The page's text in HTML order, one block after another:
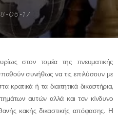
06-17
στον τομέα της πνευματικής
συνήθως να τις επιλύσουν με
κρατικά ή τα διαιτητικά δικαστήρια,
αυτών αλλά και τον κίνδυνο
κακής δικαστικής απόφασης. Η